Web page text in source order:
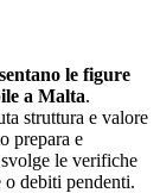
le figure
a Malta.
struttura e valore
prepara e
le verifiche
o debiti pendenti.